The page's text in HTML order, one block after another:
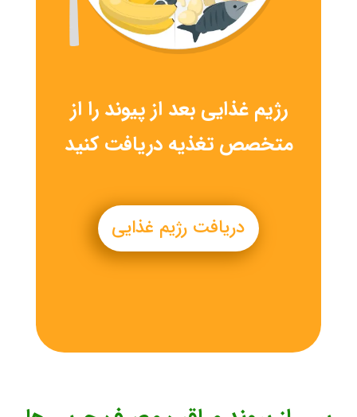
رژیم غذایی بعد از پیوند را از
متخصص تغذیه دریافت کنید
دریافت رژیم غذایی